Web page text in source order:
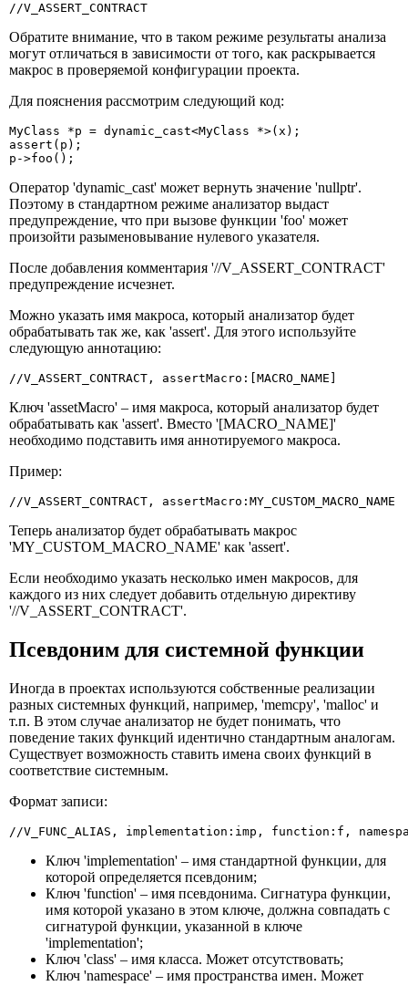
//V_ASSERT_CONTRACT
Обратите внимание, что в таком режиме результаты анализа
могут отличаться в зависимости от того, как раскрывается
макрос в проверяемой конфигурации проекта.
Для пояснения рассмотрим следующий код:
MyClass *p = dynamic_cast<MyClass *>(x);
assert(p);
p->foo();
Оператор 'dynamic_cast' может вернуть значение 'nullptr'.
Поэтому в стандартном режиме анализатор выдаст
предупреждение, что при вызове функции 'foo' может
произойти разыменовывание нулевого указателя.
После добавления комментария '//V_ASSERT_CONTRACT'
предупреждение исчезнет.
Можно указать имя макроса, который анализатор будет
обрабатывать так же, как 'assert'. Для этого используйте
следующую аннотацию:
//V_ASSERT_CONTRACT, assertMacro:[MACRO_NAME]
Ключ 'assetMacro' – имя макроса, который анализатор будет
обрабатывать как 'assert'. Вместо '[MACRO_NAME]'
необходимо подставить имя аннотируемого макроса.
Пример:
//V_ASSERT_CONTRACT, assertMacro:MY_CUSTOM_MACRO_NAME
Теперь анализатор будет обрабатывать макрос
'MY_CUSTOM_MACRO_NAME' как 'assert'.
Если необходимо указать несколько имен макросов, для
каждого из них следует добавить отдельную директиву
'//V_ASSERT_CONTRACT'.
Псевдоним для системной функции
Иногда в проектах используются собственные реализации
разных системных функций, например, 'memcpy', 'malloc' и
т.п. В этом случае анализатор не будет понимать, что
поведение таких функций идентично стандартным аналогам.
Существует возможность ставить имена своих функций в
соответствие системным.
Формат записи:
//V_FUNC_ALIAS, implementation:imp, function:f,
Ключ 'implementation' – имя стандартной функции, для
которой определяется псевдоним;
Ключ 'function' – имя псевдонима. Сигнатура функции,
имя которой указано в этом ключе, должна совпадать с
сигнатурой функции, указанной в ключе
'implementation';
Ключ 'class' – имя класса. Может отсутствовать;
Ключ 'namespace' – имя пространства имен. Может